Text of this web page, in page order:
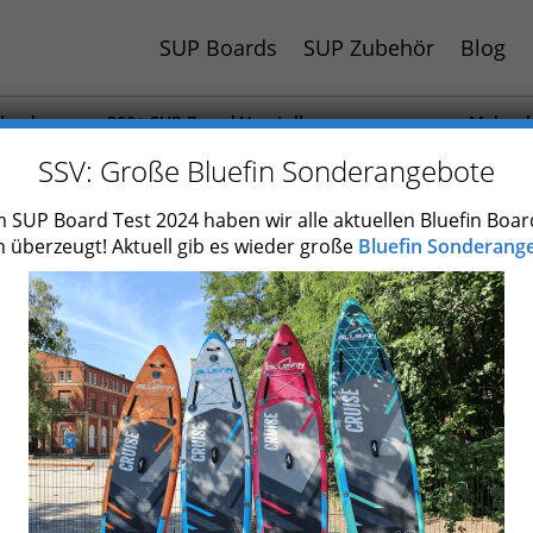
SUP Boards SUP Zubehör Blog
300+ SUP Board Vorstellungen
Auch Paddel und Zubehör getestet
Mehr
SUP
SUP Test: Die 8 besten
(Übersicht)
SSV: Große Bluefin Sonderangebote
SUP Board Test 2024 haben wir alle aktuellen Bluefin
überzeugt! Aktuell gib es wieder große Bluefin